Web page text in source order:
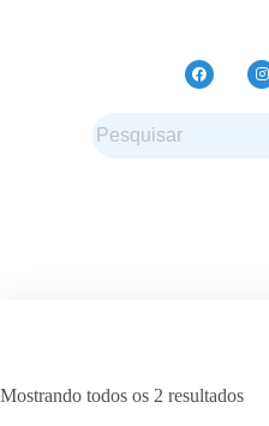
Mostrando todos os 2 resultados